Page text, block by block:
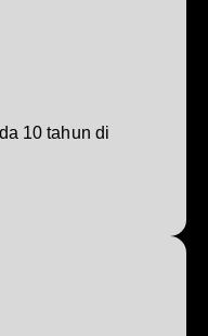
10 tahun di